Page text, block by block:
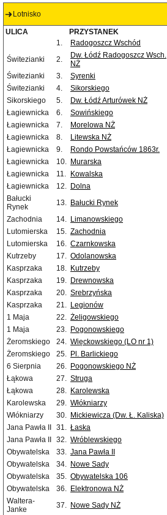
Lotnisko
ULICA PRZYSTANEK
1.
Radogoszcz Wschód
Świtezianki
2.
Dw. Łódź Radogoszcz Wsch.
NŻ
Świtezianki 3. Syrenki
Świtezianki
4. Sikorskiego
Sikorskiego
5. Dw. Łódź Arturówek NŻ
Łagiewnicka
6. Sowińskiego
Łagiewnicka
7. Morelowa NŻ
Łagiewnicka
8. Litewska NŻ
Łagiewnicka
9. Rondo Powstańców 1863r.
Łagiewnicka
10. Murarska
Łagiewnicka
11. Kowalska
Łagiewnicka
12. Dolna
Bałucki
Rynek
13. Bałucki Rynek
Zachodnia 14. Limanowskiego
Lutomierska
15. Zachodnia
Lutomierska
16. Czarnkowska
Kutrzeby
17. Odolanowska
Kasprzaka
18. Kutrzeby
Kasprzaka
19. Drewnowska
Kasprzaka
20. Srebrzyńska
Kasprzaka
21. Legionów
1 Maja
22. Żeligowskiego
1 Maja
23. Pogonowskiego
Żeromskiego
24. Więckowskiego (LO nr 1)
Żeromskiego
25. Pl. Barlickiego
6 Sierpnia
26. Pogonowskiego NŻ
Łąkowa
27. Struga
Łąkowa
28. Karolewska
Karolewska
29. Włókniarzy
Włókniarzy
30. Mickiewicza (Dw. Ł. Kaliska)
Jana Pawła II
31. Łaska
Jana Pawła II
32. Wróblewskiego
Obywatelska
33. Jana Pawła II
Obywatelska
34. Nowe Sady
Obywatelska
35. Obywatelska 106
Obywatelska
36. Elektronowa NŻ
Waltera-
Janke
37. Nowe Sady NŻ